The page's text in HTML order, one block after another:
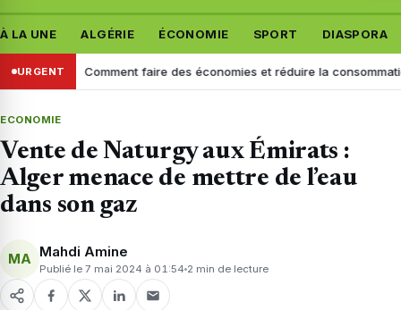
À LA UNE ALGÉRIE ÉCONOMIE SPORT DIASPORA
URGENT
Comment faire des économies et réduire la consommation de
ECONOMIE
Vente de Naturgy aux Émirats :
Alger menace de mettre de l’eau
dans son gaz
MA Mahdi Amine
Publié le 7 mai 2024 à 01:54 2 min de lecture